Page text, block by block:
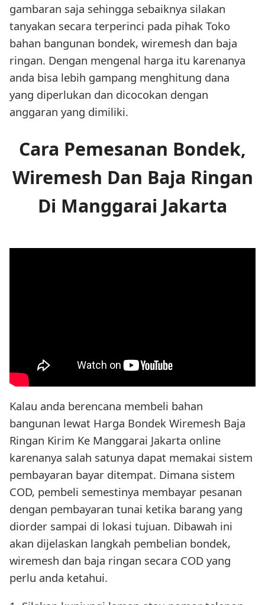
gambaran saja sehingga sebaiknya silakan
tanyakan secara terperinci pada pihak Toko
bahan bangunan bondek, wiremesh dan baja
ringan. Dengan mengenal harga itu karenanya
anda bisa lebih gampang menghitung dana
yang diperlukan dan dicocokan dengan
anggaran yang dimiliki.
Cara Pemesanan Bondek,
Wiremesh Dan Baja Ringan
Di Manggarai Jakarta
Kalau anda berencana membeli bahan
bangunan lewat Harga Bondek Wiremesh Baja
Ringan Kirim Ke Manggarai Jakarta online
karenanya salah satunya dapat memakai sistem
pembayaran bayar ditempat. Dimana sistem
COD, pembeli semestinya membayar pesanan
dengan pembayaran tunai ketika barang yang
diorder sampai di lokasi tujuan. Dibawah ini
akan dijelaskan langkah pembelian bondek,
wiremesh dan baja ringan secara COD yang
perlu anda ketahui.